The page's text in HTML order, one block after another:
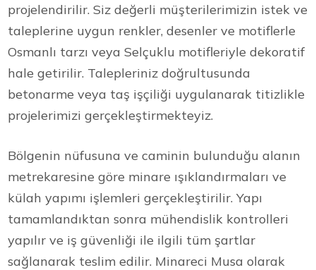
projelendirilir. Siz değerli müşterilerimizin istek ve
taleplerine uygun renkler, desenler ve motiflerle
Osmanlı tarzı veya Selçuklu motifleriyle dekoratif
hale getirilir. Talepleriniz doğrultusunda
betonarme veya taş işçiliği uygulanarak titizlikle
projelerimizi gerçekleştirmekteyiz.
Bölgenin nüfusuna ve caminin bulunduğu alanın
metrekaresine göre minare ışıklandırmaları ve
külah yapımı işlemleri gerçekleştirilir. Yapı
tamamlandıktan sonra mühendislik kontrolleri
yapılır ve iş güvenliği ile ilgili tüm şartlar
sağlanarak teslim edilir. Minareci Musa olarak